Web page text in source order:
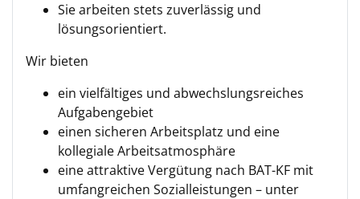
Sie arbeiten stets zuverlässig und
lösungsorientiert.
Wir bieten
ein vielfältiges und abwechslungsreiches
Aufgabengebiet
einen sicheren Arbeitsplatz und eine
kollegiale Arbeitsatmosphäre
eine attraktive Vergütung nach BAT-KF mit
umfangreichen Sozialleistungen – unter